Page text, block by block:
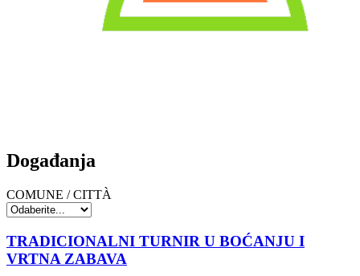
Događanja
COMUNE / CITTÀ
TRADICIONALNI TURNIR U BOĆANJU I
VRTNA ZABAVA